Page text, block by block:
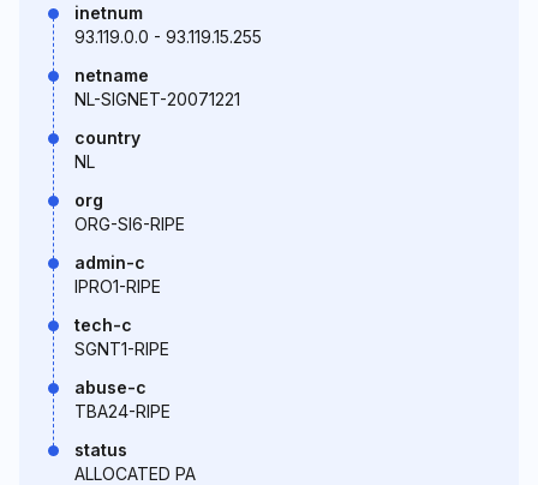
inetnum
93.119.0.0 - 93.119.15.255
netname
NL-SIGNET-20071221
country
NL
org
ORG-SI6-RIPE
admin-c
IPRO1-RIPE
tech-c
SGNT1-RIPE
abuse-c
TBA24-RIPE
status
ALLOCATED PA